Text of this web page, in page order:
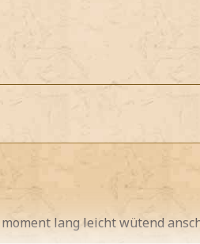
lang leicht wütend